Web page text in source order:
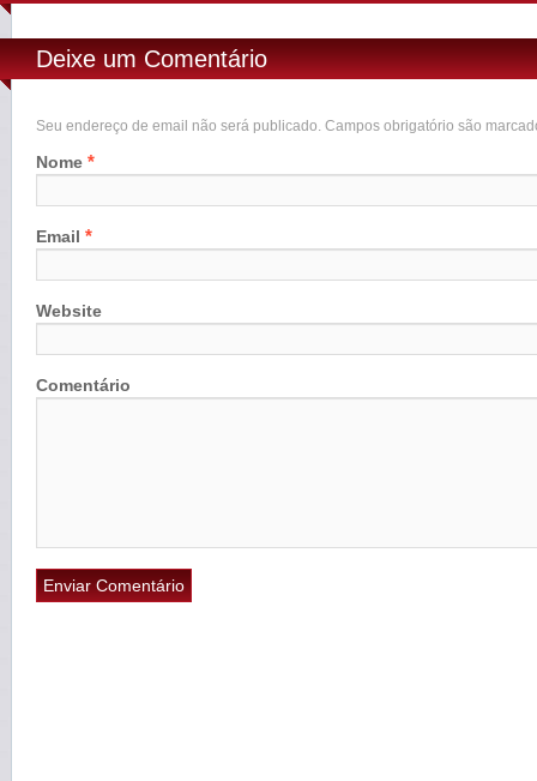
Deixe um Comentário
Seu endereço de email não será publicado. Campos obrigatório são
Nome *
Email *
Website
Comentário